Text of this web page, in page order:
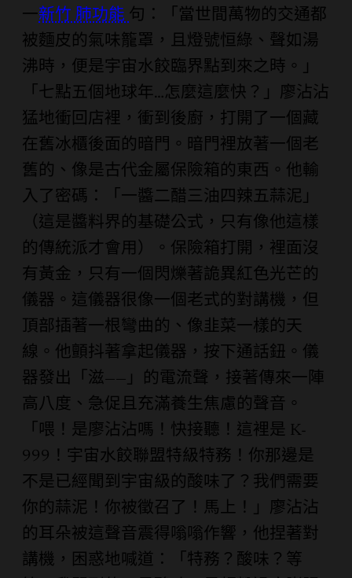
一新竹 肺功能 句：「當世間萬物的交通都
被麵皮的氣味籠罩，且燈號恒綠、聲如湯
沸時，便是宇宙水餃臨界點到來之時。」
「七點五個地球年…怎麼這麼快？」廖沾沾
猛地衝回店裡，衝到後廚，打開了一個藏
在舊冰櫃後面的暗門。暗門裡放著一個老
舊的、像是古代金屬保險箱的東西。他輸
入了密碼：「一醬二醋三油四辣五蒜泥」
（這是醬料界的基礎公式，只有像他這樣
的傳統派才會用）。保險箱打開，裡面沒
有黃金，只有一個閃爍著詭異紅色光芒的
儀器。這儀器很像一個老式的對講機，但
頂部插著一根彎曲的、像韭菜一樣的天
線。他顫抖著拿起儀器，按下通話鈕。儀
器發出「滋——」的電流聲，接著傳來一陣
高八度、急促且充滿養生焦慮的聲音。
「喂！是廖沾沾嗎！快接聽！這裡是 K-
999！宇宙水餃聯盟特級特務！你那邊是
不是已經聞到宇宙級的酸味了？我們需要
你的蒜泥！你被徵召了！馬上！」廖沾沾
的耳朵被這聲音震得嗡嗡作響，他捏著對
講機，困惑地喊道：「特務？酸味？等